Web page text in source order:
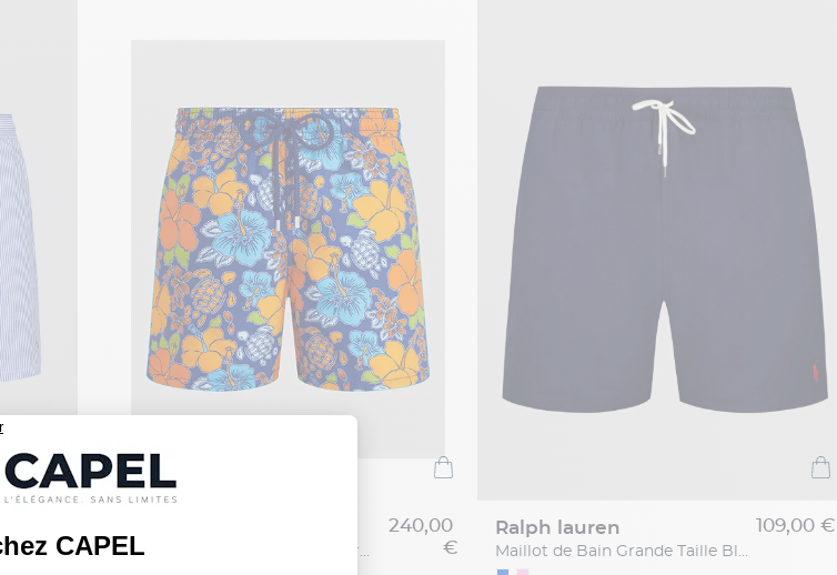
Maill.bain Fleurs Vilebrequin Grande Taille
240,00
€
ralph lauren
Maillot de Bain Grande Taille Bleu Marine
109,00 €